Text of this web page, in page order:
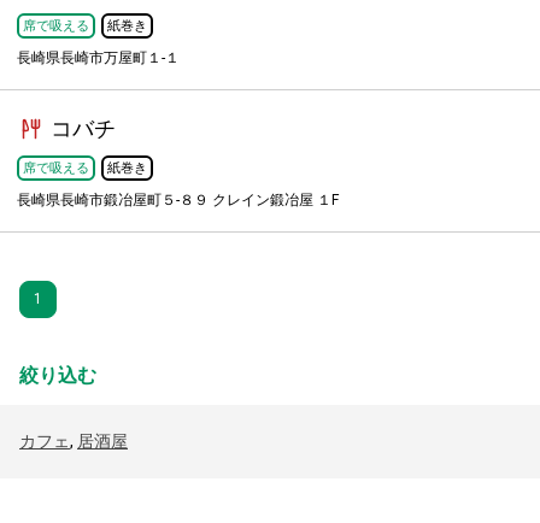
席で吸える 紙巻き
長崎県長崎市万屋町１-１
コバチ
席で吸える 紙巻き
長崎県長崎市鍛冶屋町５-８９ クレイン鍛冶屋 １F
1
絞り込む
カフェ, 居酒屋